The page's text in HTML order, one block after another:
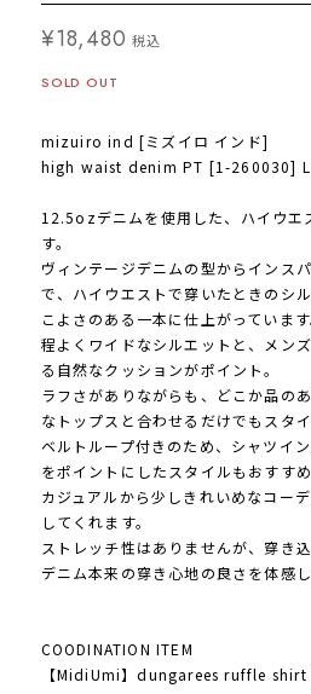
¥18,480 税込
SOLD OUT
mizuiro ind [ミズイロ インド]
high waist denim PT [1-260030]
12.5ozデニムを使用した、ハイウエ
す。
ヴィンテージデニムの型からインス
で、ハイウエストで穿いたときのシ
こよさのある一本に仕上がっています
程よくワイドなシルエットと、メン
る自然なクッションがポイント。
ラフさがありながらも、どこか品の
なトップスと合わせるだけでもスタ
ベルトループ付きのため、シャツイ
をポイントにしたスタイルもおすすめ
カジュアルから少しきれいめなコー
してくれます。
ストレッチ性はありませんが、穿き
デニム本来の穿き心地の良さを体感し
COODINATION ITEM
【MidiUmi】dungarees ruffle